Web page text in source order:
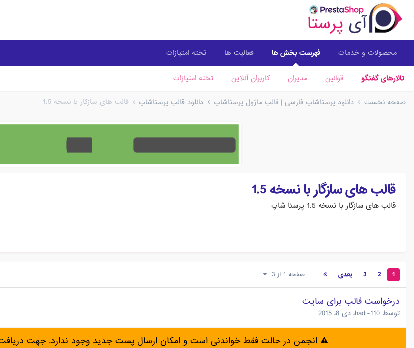
محصولات و خدمات فهرست بخش ها
تالارهای گفتگو قوانین مدیران کاربران آنلاین تخته امتیازات
فعالیت ها تخته امتیازات
صفحه نخست دانلود پرستاشاپ فارسی | قالب ماژول پرستاشاپ دانلود قالب پرستاشاپ قالب های سازگار با نسخه 1.5
قالب های سازگار با نسخه 1.5
قالب های سازگار با نسخه 1.5 پرستا شاپ
1
2
3 بعدی صفحه 1 از 3
درخواست قالب برای سایت
توسط hadi-110، دی 8، 2015
⚠️ انجمن در حالت فقط خواندنی است و امکان ارسال پست جدید وجود ندارد. جهت